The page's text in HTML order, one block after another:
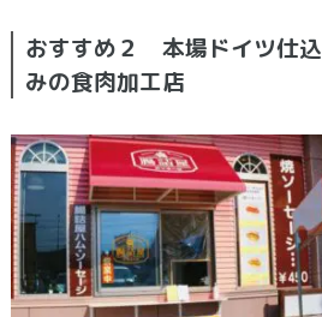
おすすめ２ 本場ドイツ仕込
みの食肉加工店